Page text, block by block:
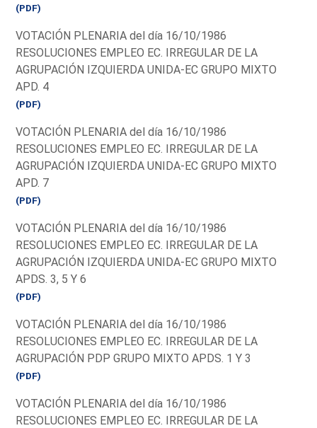
(PDF)
VOTACIÓN PLENARIA del día 16/10/1986
RESOLUCIONES EMPLEO EC. IRREGULAR DE LA
AGRUPACIÓN IZQUIERDA UNIDA-EC GRUPO MIXTO
APD. 4
(PDF)
VOTACIÓN PLENARIA del día 16/10/1986
RESOLUCIONES EMPLEO EC. IRREGULAR DE LA
AGRUPACIÓN IZQUIERDA UNIDA-EC GRUPO MIXTO
APD. 7
(PDF)
VOTACIÓN PLENARIA del día 16/10/1986
RESOLUCIONES EMPLEO EC. IRREGULAR DE LA
AGRUPACIÓN IZQUIERDA UNIDA-EC GRUPO MIXTO
APDS. 3, 5 Y 6
(PDF)
VOTACIÓN PLENARIA del día 16/10/1986
RESOLUCIONES EMPLEO EC. IRREGULAR DE LA
AGRUPACIÓN PDP GRUPO MIXTO APDS. 1 Y 3
(PDF)
VOTACIÓN PLENARIA del día 16/10/1986
RESOLUCIONES EMPLEO EC. IRREGULAR DE LA